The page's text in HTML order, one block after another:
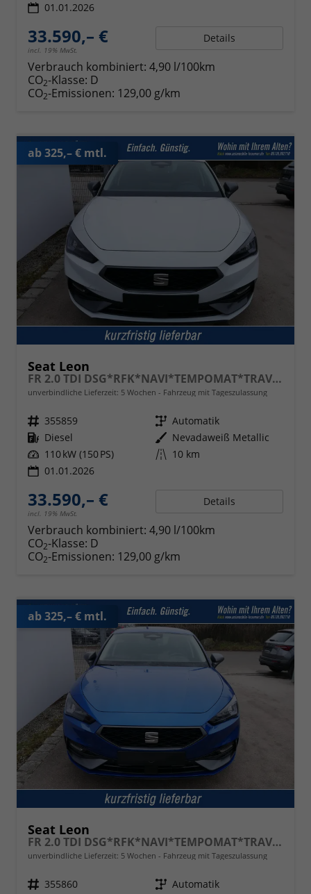
01.01.2026
33.590,– €
incl. 19% MwSt.
Details
Verbrauch kombiniert: 4,90 l/100km
CO2-Klasse: D
CO2-Emissionen: 129,00 g/km
ab 325,– € mtl.
Seat Leon
FR 2.0 TDI DSG*RFK*NAVI*TEMPOMAT*TRAVEL ASSIST* FULL LINK* KEYLESS-GO*
unverbindliche Lieferzeit: 5 Wochen Fahrzeug mit Tageszulassung
Fahrzeugnr. 355859 Getriebe Automatik
Kraftstoff Diesel Außenfarbe Nevadaweiß Metallic
Leistung 110 kW (150 PS) Kilometerstand 10 km
01.01.2026
33.590,– €
incl. 19% MwSt.
Details
Verbrauch kombiniert: 4,90 l/100km
CO2-Klasse: D
CO2-Emissionen: 129,00 g/km
ab 325,– € mtl.
Seat Leon
FR 2.0 TDI DSG*RFK*NAVI*TEMPOMAT*TRAVEL ASSIST* FULL LINK* KEYLESS-GO*
unverbindliche Lieferzeit: 5 Wochen Fahrzeug mit Tageszulassung
Fahrzeugnr. 355860 Getriebe Automatik